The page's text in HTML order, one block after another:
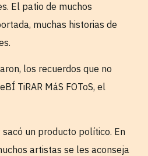
El patio de muchos
muchas historias de
los recuerdos que no
TiRAR MáS FOToS, el
un producto político. En
artistas se les aconseja